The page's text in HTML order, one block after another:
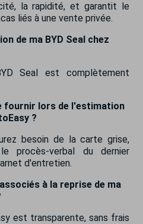
la rapidité, et garantit le
liés à une vente privée.
de ma BYD Seal chez
Seal est complètement
fournir lors de l'estimation
?
besoin de la carte grise,
procès-verbal du dernier
d'entretien.
à la reprise de ma
est transparente, sans frais